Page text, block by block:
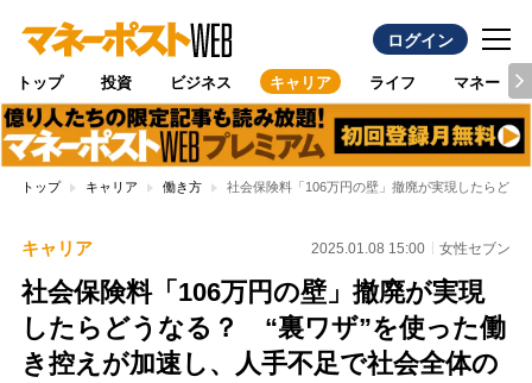
ログイン
トップ 投資 ビジネス キャリア ライフ マネー
トップ キャリア 働き方 社会保険料「106万円の壁」撤廃が実現したらど
キャリア 2025.01.08 15:00 女性セブン
社会保険料「106万円の壁」撤廃が実現
したらどうなる？ “裏ワザ”を使った働
き控えが加速し、人手不足で社会全体の